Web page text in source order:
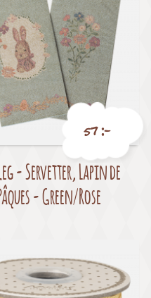
Pris
57 :-
- Servetter, Lapin de
- Green/Rose